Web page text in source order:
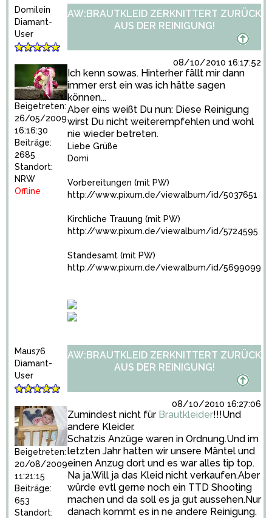
Domilein
Diamant-
User
Beigetreten:
26/05/2009
16:16:30
Beiträge:
2685
Standort:
NRW
Offline
AW:BRAUTKLEID ZERKNITTERT ZURÜCK
AUS DER REINIGUNG!
08/10/2010 16:17:52
Ich kenn sowas. Hinterher fällt mir dann
immer erst ein was ich hätte sagen
können...
Aber eins weißt Du nun: Diese Reinigung
wirst Du nicht weiterempfehlen und wohl
nie wieder betreten.
Liebe Grüße
Domi
Vorbereitungen (mit PW)
http://www.pixum.de/viewalbum/id/5037651
Kirchliche Trauung (mit PW)
http://www.pixum.de/viewalbum/id/5724595
Standesamt (mit PW)
http://www.pixum.de/viewalbum/id/5699099
Maus76
Diamant-
User
Beigetreten:
20/08/2009
11:21:15
Beiträge:
653
Standort:
AW:BRAUTKLEID ZERKNITTERT ZURÜCK
AUS DER REINIGUNG!
08/10/2010 16:27:06
Zumindest nicht für Brautkleider!!!Und
andere Kleider.
Schatzis Anzüge waren in Ordnung.Und im
letzten Jahr hatten wir unsere Mäntel und
einen Anzug dort und es war alles tip top.
Na ja.Will ja das Kleid nicht verkaufen.Aber
würde evtl gerne noch ein TTD Shooting
machen und da soll es ja gut aussehen.Nur
danach kommt es in ne andere Reinigung.